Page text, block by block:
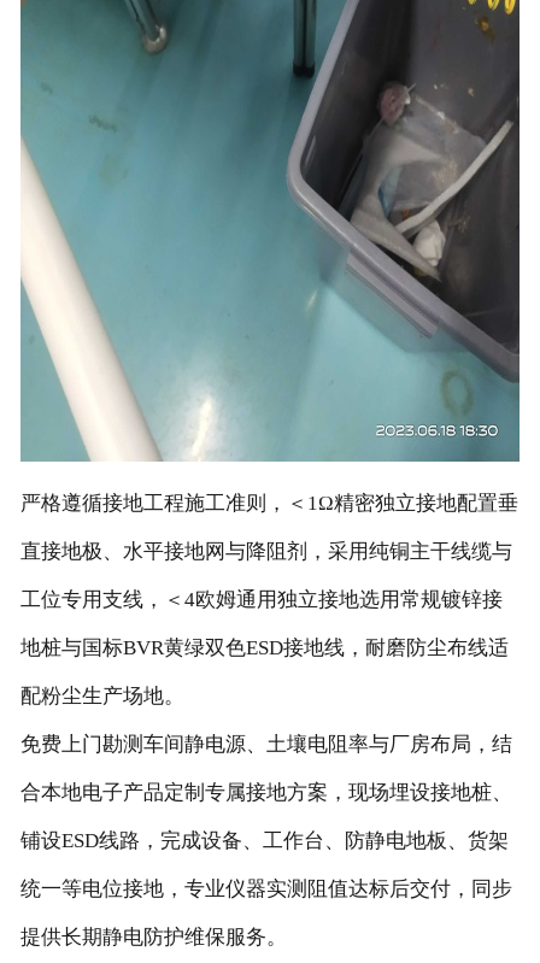
严格遵循接地工程施工准则，＜1Ω精密独立接地配置垂
直接地极、水平接地网与降阻剂，采用纯铜主干线缆与
工位专用支线，＜4欧姆通用独立接地选用常规镀锌接
地桩与国标BVR黄绿双色ESD接地线，耐磨防尘布线适
配粉尘生产场地。
免费上门勘测车间静电源、土壤电阻率与厂房布局，结
合本地电子产品定制专属接地方案，现场埋设接地桩、
铺设ESD线路，完成设备、工作台、防静电地板、货架
统一等电位接地，专业仪器实测阻值达标后交付，同步
提供长期静电防护维保服务。